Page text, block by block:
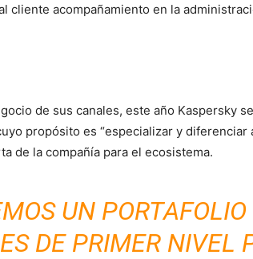
cliente acompañamiento en la
de sus canales, este año Kaspersky
propósito es “especializar y diferenciar
de la compañía para el ecosistema.
UN PORTAFOLIO
DE PRIMER NIVEL